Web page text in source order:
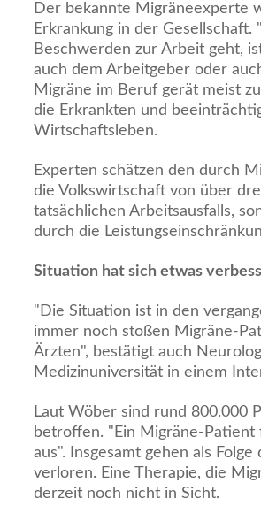
Der bekannte Migräneexperte
Erkrankung in der
Beschwerden zur Arbeit geht,
auch dem Arbeitgeber oder
Migräne im Beruf gerät meist
die Erkrankten und
Wirtschaftsleben.
Experten schätzen den durch
die Volkswirtschaft von über
tatsächlichen Arbeitsausfalls,
durch die
Situation hat sich etwas
"Die Situation ist in den
immer noch stoßen Migräne-
Ärzten", bestätigt auch
Medizinuniversität in einem
Laut Wöber sind rund 800.000
betroffen. "Ein Migräne-
aus". Insgesamt gehen als
verloren. Eine Therapie, die
derzeit noch nicht in Sicht.